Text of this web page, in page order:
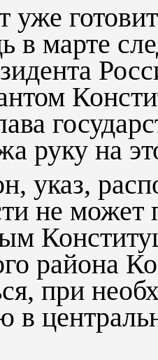
уже
в марте
руку на
указ,
не
района
при
в